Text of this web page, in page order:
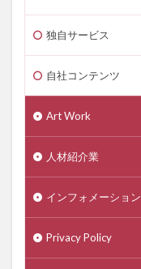
独自サービス
自社コンテンツ
Art Work
人材紹介業
インフォメーション
Privacy Policy